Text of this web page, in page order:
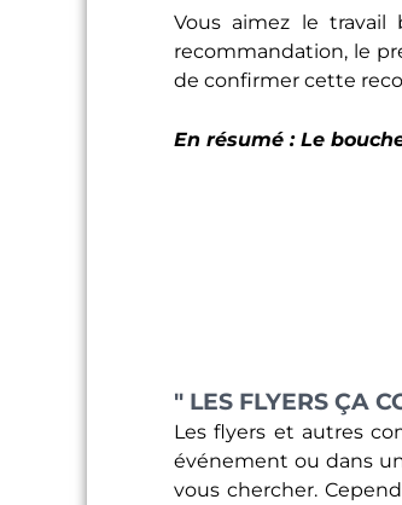
Vous aimez le
recommandation, le
de confirmer cette
En résumé : Le
" LES FLYERS ÇA
Les flyers et autres
événement ou dans
vous chercher.